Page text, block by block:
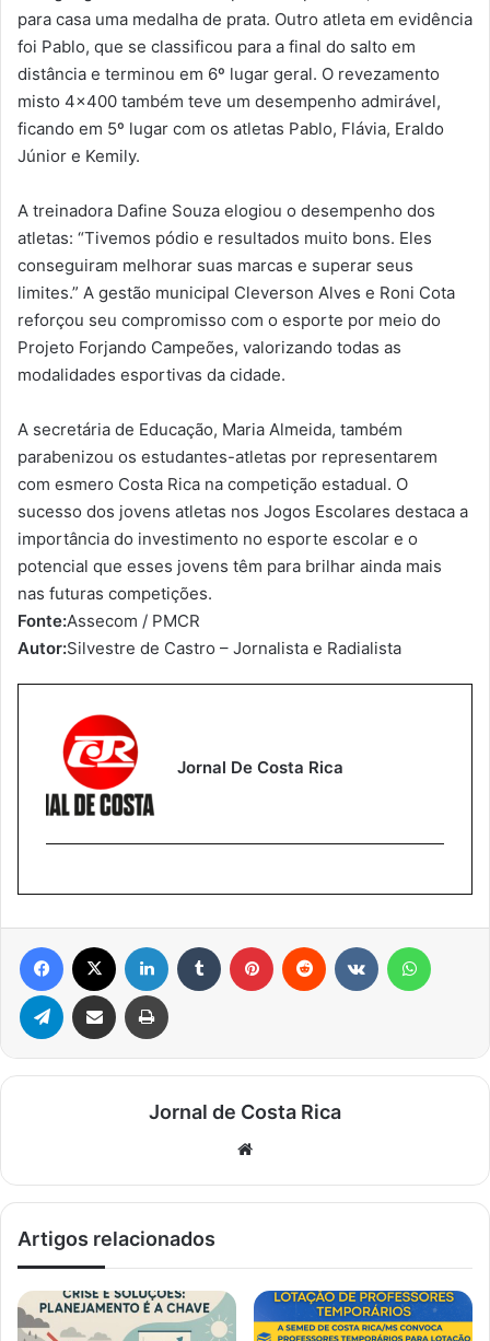
para casa uma medalha de prata. Outro atleta em evidência
foi Pablo, que se classificou para a final do salto em
distância e terminou em 6º lugar geral. O revezamento
misto 4×400 também teve um desempenho admirável,
ficando em 5º lugar com os atletas Pablo, Flávia, Eraldo
Júnior e Kemily.
A treinadora Dafine Souza elogiou o desempenho dos
atletas: “Tivemos pódio e resultados muito bons. Eles
conseguiram melhorar suas marcas e superar seus
limites.” A gestão municipal Cleverson Alves e Roni Cota
reforçou seu compromisso com o esporte por meio do
Projeto Forjando Campeões, valorizando todas as
modalidades esportivas da cidade.
A secretária de Educação, Maria Almeida, também
parabenizou os estudantes-atletas por representarem
com esmero Costa Rica na competição estadual. O
sucesso dos jovens atletas nos Jogos Escolares destaca a
importância do investimento no esporte escolar e o
potencial que esses jovens têm para brilhar ainda mais
nas futuras competições.
Fonte:Assecom / PMCR
Autor:Silvestre de Castro – Jornalista e Radialista
Jornal De Costa Rica
Facebook Linkedin Tumblr Pinterest Reddit
Telegram Compartilhar via e-mail Imprimir
Jornal de Costa Rica
Artigos relacionados